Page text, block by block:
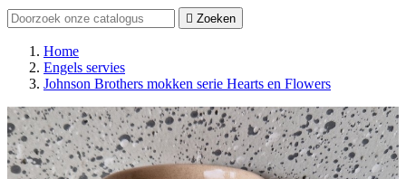
 Zoeken
Home
Engels servies
Johnson Brothers mokken serie Hearts en Flowers